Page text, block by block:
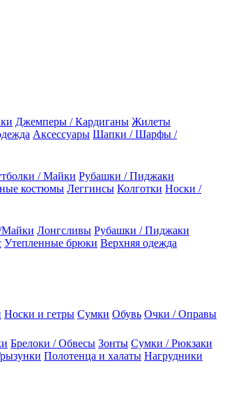
Джемперы / Кардиганы Жилеты
Аксессуары Шапки / Шарфы /
/ Майки Рубашки / Пиджаки
костюмы Леггинсы Колготки Носки /
Майки Лонгсливы Рубашки / Пиджаки
Утепленные брюки Верхняя одежда
Носки и гетры Сумки Обувь Очки / Оправы
Брелоки / Обвесы Зонты Сумки / Рюкзаки
Полотенца и халаты Нагрудники